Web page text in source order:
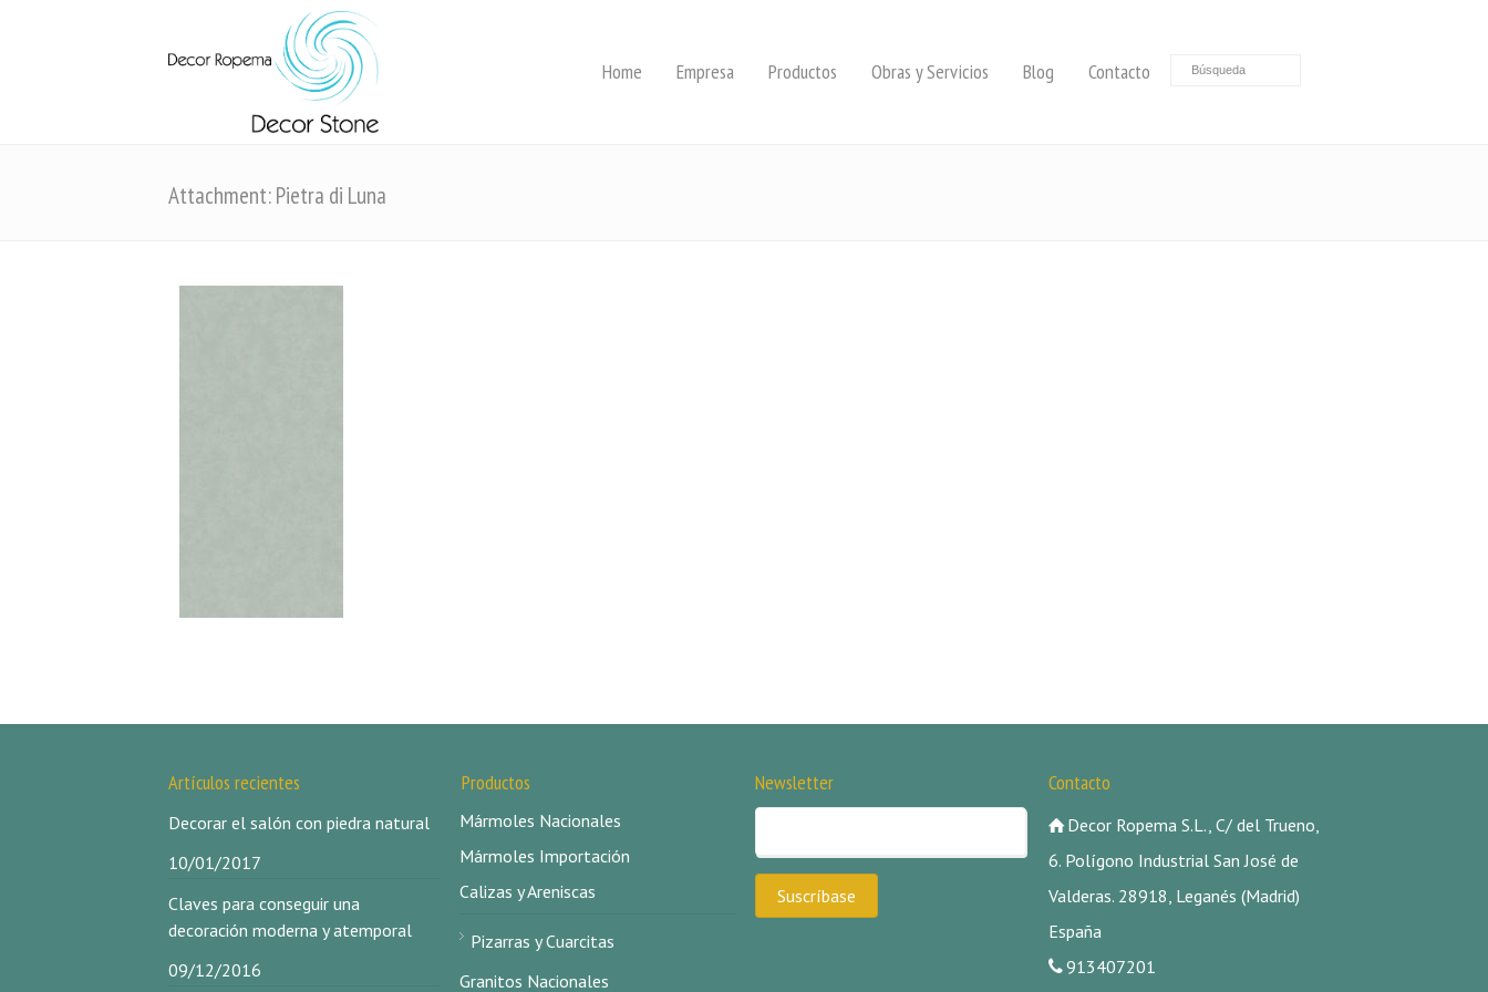
Home Empresa Productos Obras y Servicios Blog Contacto
Attachment: Pietra di Luna
Artículos recientes
Decorar el salón con piedra natural
10/01/2017
Claves para conseguir una
decoración moderna y atemporal
09/12/2016
Productos
Mármoles Nacionales
Mármoles Importación
Calizas y Areniscas
Pizarras y Cuarcitas
Granitos Nacionales
Newsletter Contacto
Decor Ropema S.L., C/ del Trueno,
6. Polígono Industrial San José de
Valderas. 28918, Leganés (Madrid)
España
913407201